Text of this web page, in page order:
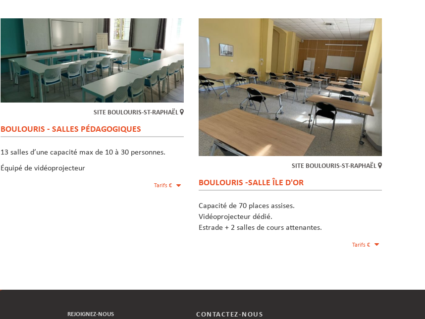
SITE BOULOURIS-ST-RAPHAËL
BOULOURIS - SALLES PÉDAGOGIQUES
13 salles d’une capacité max de 10 à 30 personnes.
Équipé de vidéoprojecteur
Tarifs €
SITE BOULOURIS-ST-RAPHAËL
BOULOURIS -SALLE ÎLE D'OR
Capacité de 70 places assises.
Vidéoprojecteur dédié.
Estrade + 2 salles de cours attenantes.
Tarifs €
REJOIGNEZ-NOUS CONTACTEZ-NOUS